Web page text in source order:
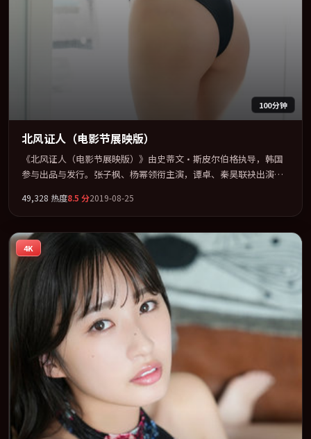
100分钟
北风证人（电影节展映版）
《北风证人（电影节展映版）》由史蒂文·斯皮尔伯格执导，韩国
参与出品与发行。张子枫、杨幂领衔主演，谭卓、秦昊联袂出演。
型为骨架，在叙事、表演与视听上力求统一。定于 2019-03-11 在内
地院线及主流平台同步亮相，2019 年度话题片中口碑稳健，适合喜
欢强情节与人物弧光的观众完整观看。
49,328 热度8.5 分2019-08-25
4K